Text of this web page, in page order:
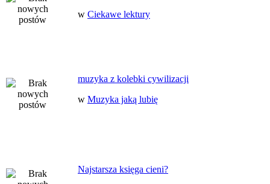
w Ciekawe lektury
muzyka z kolebki cywilizacji
w Muzyka jaką lubię
Najstarsza księga cieni?